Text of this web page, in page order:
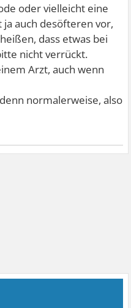
oder vielleicht eine
auch desöfteren vor,
dass etwas bei
nicht verrückt.
Arzt, auch wenn
normalerweise, also